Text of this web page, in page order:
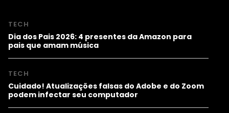
TECH
Dia dos Pais 2026: 4 presentes da Amazon para
pais que amam música
TECH
Cuidado! Atualizações falsas do Adobe e do Zoom
podem infectar seu computador